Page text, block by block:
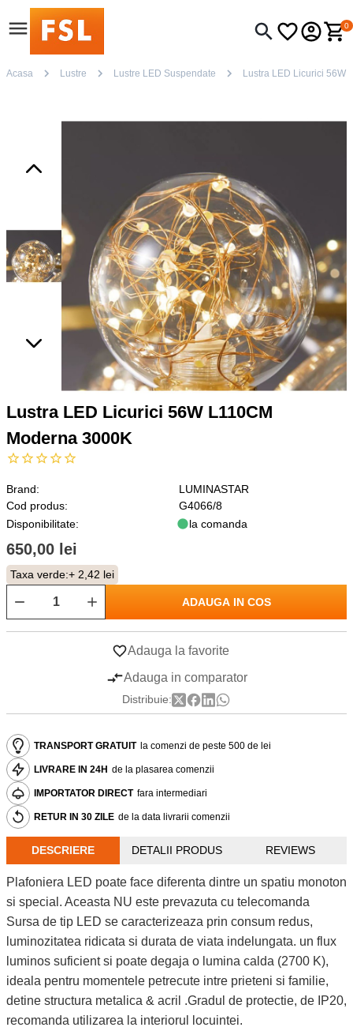
0
Acasa Lustre Lustre LED Suspendate Lustra LED Licurici 56W
Lustra LED Licurici 56W L110CM
Moderna 3000K
Brand:
LUMINASTAR
Cod produs:
G4066/8
Disponibilitate:
la comanda
650,00 lei
Taxa verde:+ 2,42 lei
ADAUGA IN COS
Adauga la favorite
Adauga in comparator
Distribuie:
TRANSPORT GRATUIT la comenzi de peste 500 de lei
LIVRARE IN 24H de la plasarea comenzii
IMPORTATOR DIRECT fara intermediari
RETUR IN 30 ZILE de la data livrarii comenzii
DESCRIERE DETALII PRODUS REVIEWS
Plafoniera LED poate face diferenta dintre un spatiu monoton
si special. Aceasta NU este prevazuta cu telecomanda
Sursa de tip LED se caracterizeaza prin consum redus,
luminozitatea ridicata si durata de viata indelungata. un flux
luminos suficient si poate degaja o lumina calda (2700 K),
ideala pentru momentele petrecute intre prieteni si familie,
detine structura metalica & acril .Gradul de protectie, de IP20,
recomanda utilizarea la interiorul locuintei.